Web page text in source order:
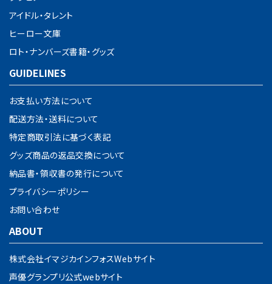
アイドル・タレント
ヒーロー文庫
ロト・ナンバーズ書籍・グッズ
GUIDELINES
お支払い方法について
配送方法・送料について
特定商取引法に基づく表記
グッズ商品の返品交換について
納品書・領収書の発行について
プライバシーポリシー
お問い合わせ
ABOUT
株式会社イマジカインフォスWebサイト
声優グランプリ公式webサイト